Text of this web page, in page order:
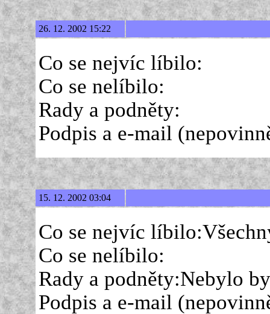
26. 12. 2002 15:22
Co se nejvíc líbilo:
Co se nelíbilo:
Rady a podněty:
Podpis a e-mail
15. 12. 2002 03:04
Co se nejvíc
Co se nelíbilo:
Rady a podněty:Nebylo
Podpis a e-mail